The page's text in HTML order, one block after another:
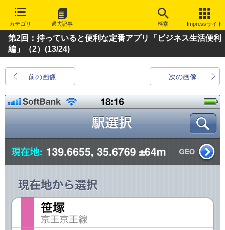
カテゴリ 過去記事 検索 Impressサイト
第2回：持っていると便利な定番アプリ「ビジネス生活便利
編」（2） (13/24)
前の画像 次の画像